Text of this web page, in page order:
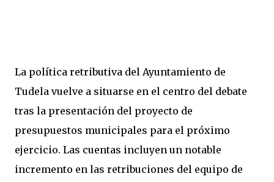
La política retributiva del Ayuntamiento de
Tudela vuelve a situarse en el centro del debate
tras la presentación del proyecto de
presupuestos municipales para el próximo
ejercicio. Las cuentas incluyen un notable
incremento en las retribuciones del equipo de